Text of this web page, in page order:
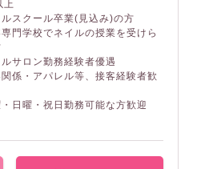
上
スクール卒業(見込み)の方
門学校でネイルの授業を受けら
サロン勤務経験者優遇
係・アパレル等、接客経験者歓
日曜・祝日勤務可能な方歓迎